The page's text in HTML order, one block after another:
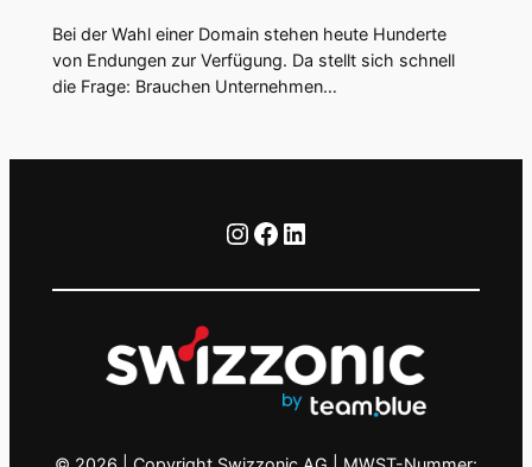
Bei der Wahl einer Domain stehen heute Hunderte
von Endungen zur Verfügung. Da stellt sich schnell
die Frage: Brauchen Unternehmen…
Instagram Facebook LinkedIn